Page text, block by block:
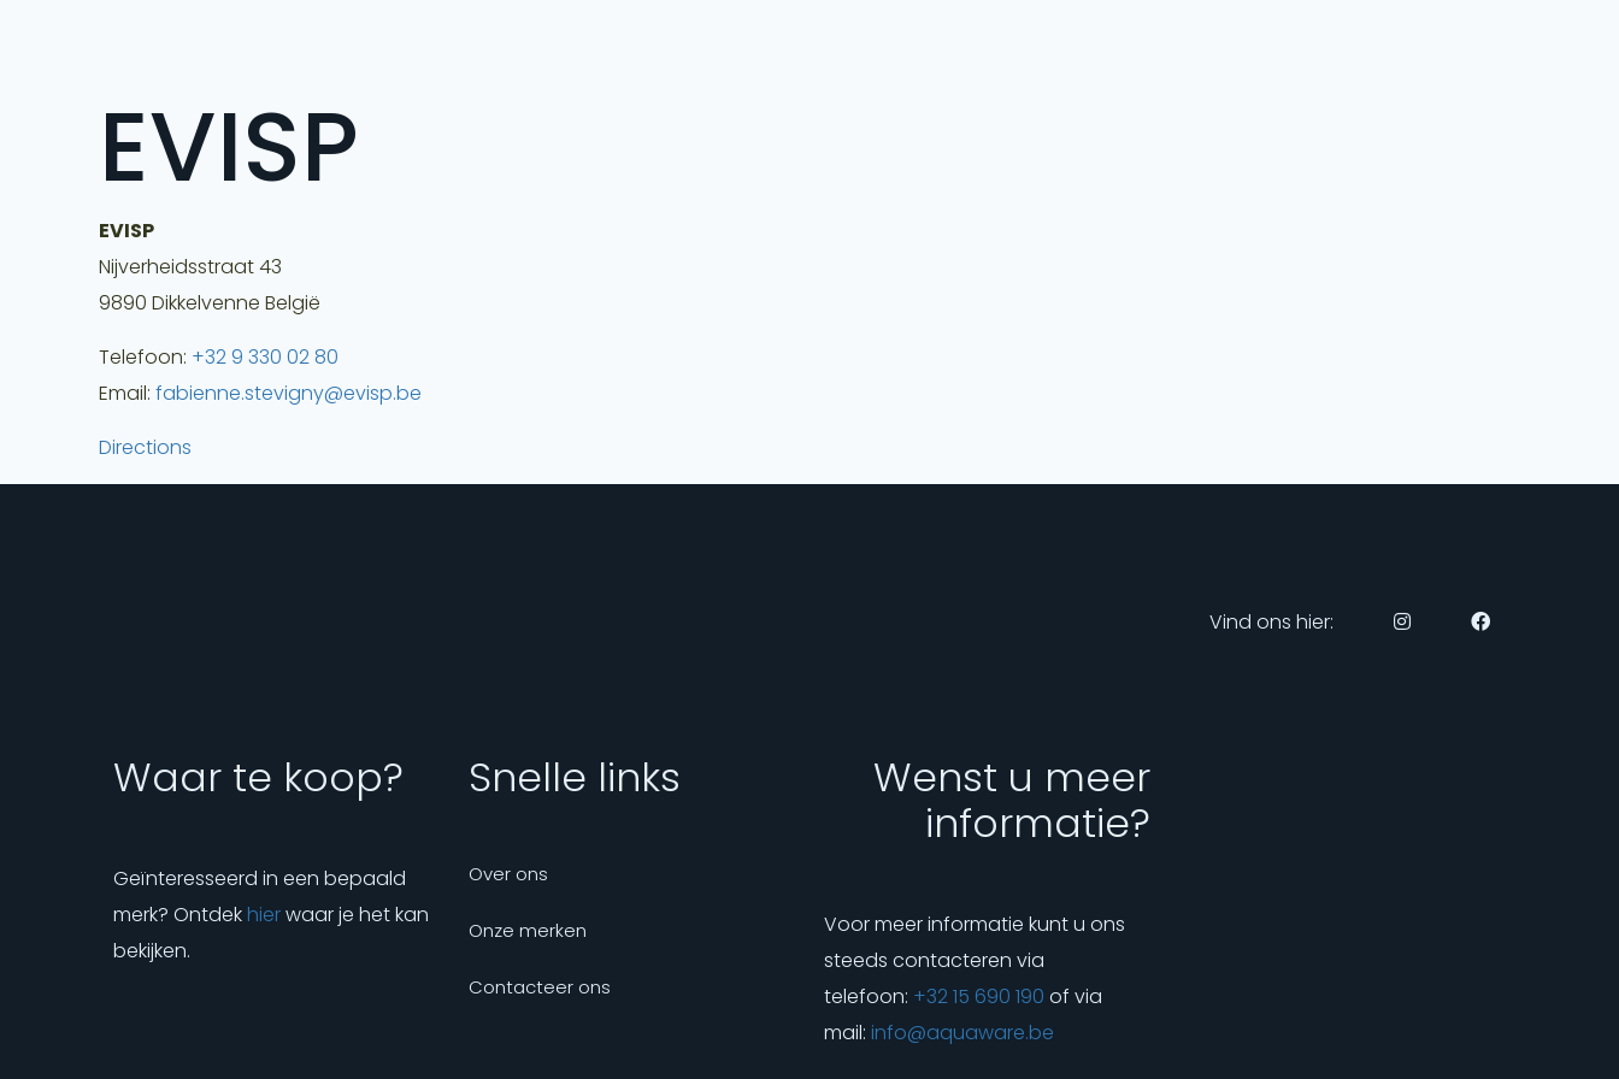
EVISP
EVISP
Nijverheidsstraat 43
9890 Dikkelvenne België
Telefoon: +32 9 330 02 80
Email: fabienne.stevigny@evisp.be
Directions
Vind ons hier:
Waar te koop?
Geïnteresseerd in een bepaald
merk? Ontdek hierwaar je het kan
bekijken.
Snelle links
Over ons
Onze merken
Contacteer ons
Wenst u meer
informatie?
Voor meer informatie kunt u ons
steeds contacteren via
telefoon: +32 15 690 190 of via
mail: info@aquaware.be